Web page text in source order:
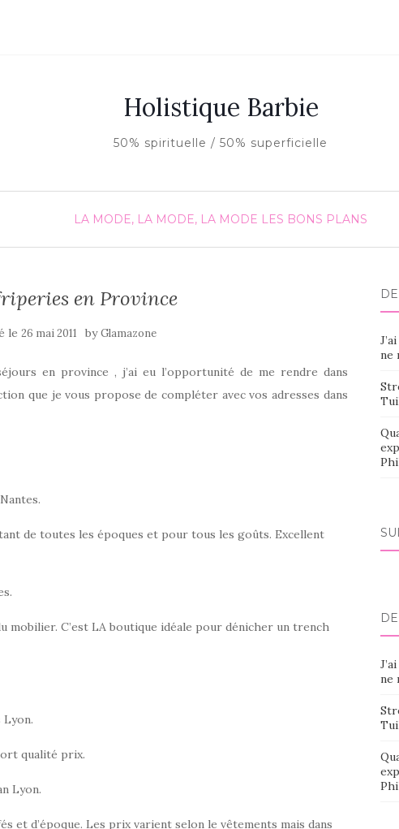
Holistique Barbie
50% spirituelle / 50% superficielle
LA MODE, LA MODE, LA MODE LES BONS PLANS
en Province
le26 mai 2011 byGlamazone
en province , j’ai eu l’opportunité de me rendre dans
que je vous propose de compléter avec vos adresses dans
de toutes les époques et pour tous les goûts. Excellent
mobilier. C’est LA boutique idéale pour dénicher un trench
Lyon.
qualité prix.
Lyon.
et d’époque. Les prix varient selon le vêtements mais dans
ne
ne